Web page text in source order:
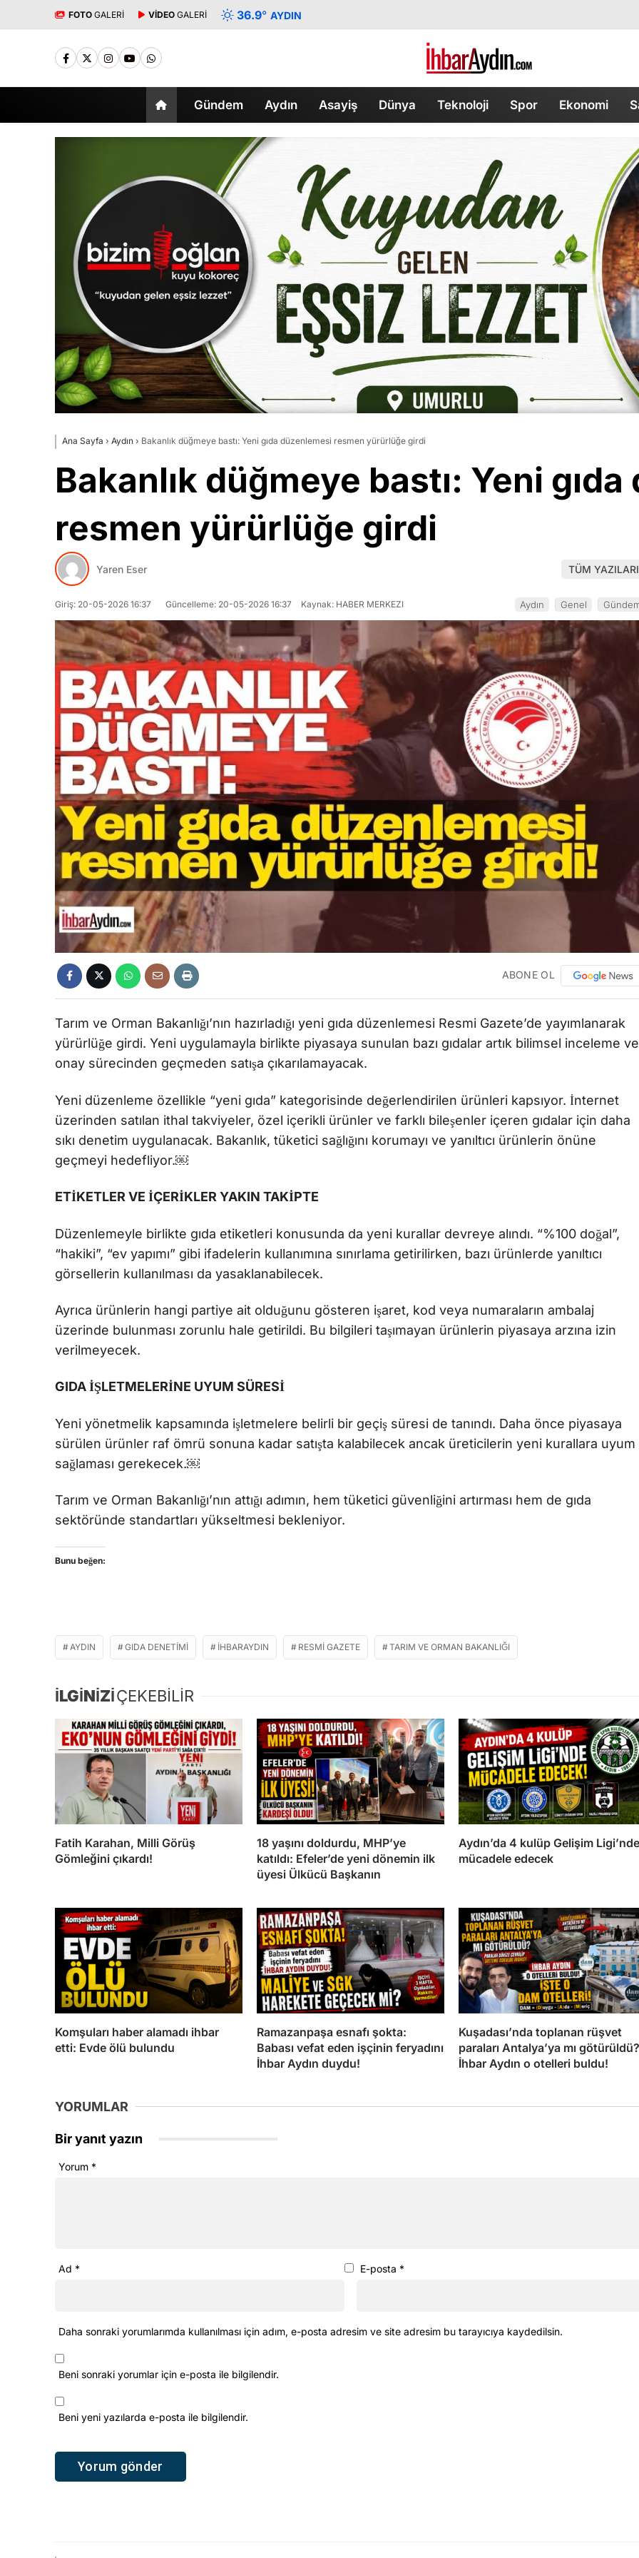
FOTO GALERİ VİDEO GALERİ 36.9° AYDIN
Gündem Aydın Asayiş Dünya Teknoloji Spor Ekonomi
Ana Sayfa › Aydın › Bakanlık düğmeye bastı: Yeni gıda düzenlemesi resmen yürürlüğe girdi
Bakanlık düğmeye bastı: Yeni
resmen yürürlüğe girdi
Yaren Eser TÜM YAZILARI
Giriş: 20-05-2026 16:37 Güncelleme: 20-05-2026 16:37 Kaynak: HABER MERKEZI Aydın Genel
ABONE OL
Tarım ve Orman Bakanlığı’nın hazırladığı yeni gıda düzenlemesi Resmi Gazete’de yayımlanarak
yürürlüğe girdi. Yeni uygulamayla birlikte piyasaya sunulan bazı gıdalar artık bilimsel inceleme ve
onay sürecinden geçmeden satışa çıkarılamayacak.
Yeni düzenleme özellikle “yeni gıda” kategorisinde değerlendirilen ürünleri kapsıyor. İnternet
üzerinden satılan ithal takviyeler, özel içerikli ürünler ve farklı bileşenler içeren gıdalar için daha
sıkı denetim uygulanacak. Bakanlık, tüketici sağlığını korumayı ve yanıltıcı ürünlerin önüne
geçmeyi hedefliyor.￼
ETİKETLER VE İÇERİKLER YAKIN TAKİPTE
Düzenlemeyle birlikte gıda etiketleri konusunda da yeni kurallar devreye alındı. “%100 doğal”,
“hakiki”, “ev yapımı” gibi ifadelerin kullanımına sınırlama getirilirken, bazı ürünlerde yanıltıcı
görsellerin kullanılması da yasaklanabilecek.
Ayrıca ürünlerin hangi partiye ait olduğunu gösteren işaret, kod veya numaraların ambalaj
üzerinde bulunması zorunlu hale getirildi. Bu bilgileri taşımayan ürünlerin piyasaya arzına izin
verilmeyecek.
GIDA İŞLETMELERİNE UYUM SÜRESİ
Yeni yönetmelik kapsamında işletmelere belirli bir geçiş süresi de tanındı. Daha önce piyasaya
sürülen ürünler raf ömrü sonuna kadar satışta kalabilecek ancak üreticilerin yeni kurallara uyum
sağlaması gerekecek.￼
Tarım ve Orman Bakanlığı’nın attığı adımın, hem tüketici güvenliğini artırması hem de gıda
sektöründe standartları yükseltmesi bekleniyor.
Bunu beğen:
AYDIN GIDA DENETIMI İHBARAYDIN RESMI GAZETE TARIM VE ORMAN BAKANLIĞI
İLGİNİZİÇEKEBİLİR
Fatih Karahan, Milli Görüş
Gömleğini çıkardı!
18 yaşını doldurdu, MHP’ye
katıldı: Efeler’de yeni dönemin ilk
üyesi Ülkücü Başkanın
Aydın’da 4 kulüp Gelişim Ligi’nde
mücadele edecek
Komşuları haber alamadı ihbar
etti: Evde ölü bulundu
Ramazanpaşa esnafı şokta:
Babası vefat eden işçinin feryadını
İhbar Aydın duydu!
Kuşadası’nda toplanan rüşvet
paraları Antalya’ya mı götürüldü?
İhbar Aydın o otelleri buldu!
YORUMLAR
Bir yanıt yazın
Yorum *
Ad * E-posta *
Daha sonraki yorumlarımda kullanılması için adım, e-posta adresim ve site adresim bu tarayıcıya kaydedilsin.
Beni sonraki yorumlar için e-posta ile bilgilendir.
Beni yeni yazılarda e-posta ile bilgilendir.